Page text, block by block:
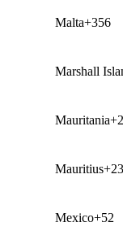
Malta+356
Marshall
Mauritania
Mauritius
Mexico+52